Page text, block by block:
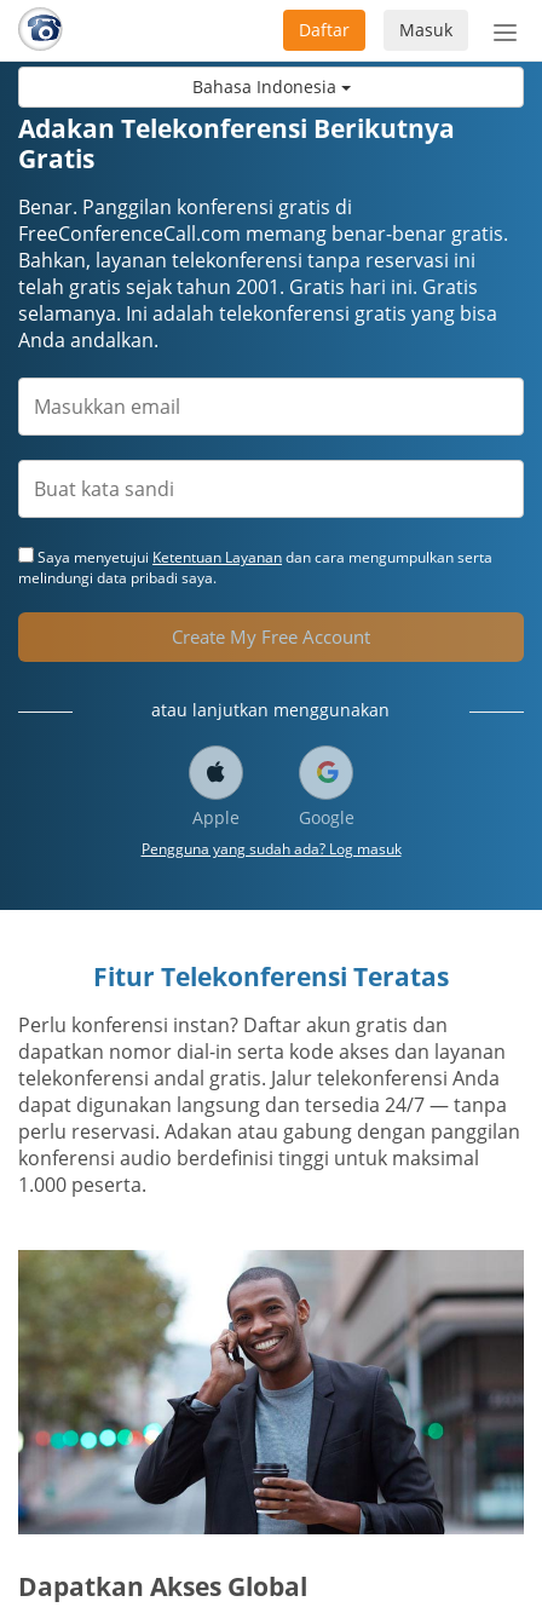
Bahasa Indonesia
Masuk
Daftar
Adakan Telekonferensi Berikutnya
Gratis
Benar. Panggilan konferensi gratis di
FreeConferenceCall.com memang benar-benar gratis.
Bahkan, layanan telekonferensi tanpa reservasi ini
telah gratis sejak tahun 2001. Gratis hari ini. Gratis
selamanya. Ini adalah telekonferensi gratis yang bisa
Anda andalkan.
Saya menyetujui Ketentuan Layanandan cara mengumpulkan serta
melindungi data pribadi saya.
Create My Free Account
atau lanjutkan menggunakan
Apple Google
Pengguna yang sudah ada? Log masuk
Fitur Telekonferensi Teratas
Perlu konferensi instan? Daftar akun gratis dan
dapatkan nomor dial-in serta kode akses dan layanan
telekonferensi andal gratis. Jalur telekonferensi Anda
dapat digunakan langsung dan tersedia 24/7 — tanpa
perlu reservasi. Adakan atau gabung dengan panggilan
konferensi audio berdefinisi tinggi untuk maksimal
1.000 peserta.
Dapatkan Akses Global